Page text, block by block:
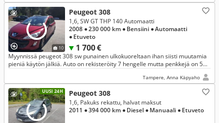
10
Peugeot 308
1 700 €
1,6, SW GT THP 140 Automaatti
2008 ● 230 000 km ● Bensiini ● Automaatti
● Etuveto
Myynnissä peugeot 308 sw punainen ulkokuoreltaan ihan siisti muutamia
pieniä käytön jälkiä. Auto on rekisteröity 7 hengelle mutta penkkejä on 5
Tampere, Anna Käpyaho
UUSI 24H Peugeot 308
1,6, Pakuks rekattu, halvat maksut
2011 ● 394 000 km ● Diesel ● Manuaali ● Etuveto